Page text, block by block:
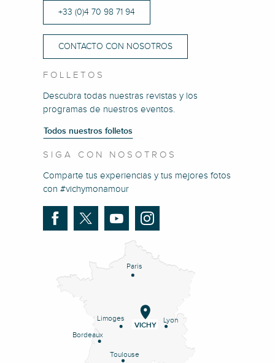
+33 (0)4 70 98 71 94
CONTACTO CON NOSOTROS
FOLLETOS
Descubra todas nuestras revistas y los
programas de nuestros eventos.
Todos nuestros folletos
SIGA CON NOSOTROS
Comparte tus experiencias y tus mejores fotos
con #vichymonamour
Paris
Lyon
Limoges
Bordeaux
Toulouse
VICHY